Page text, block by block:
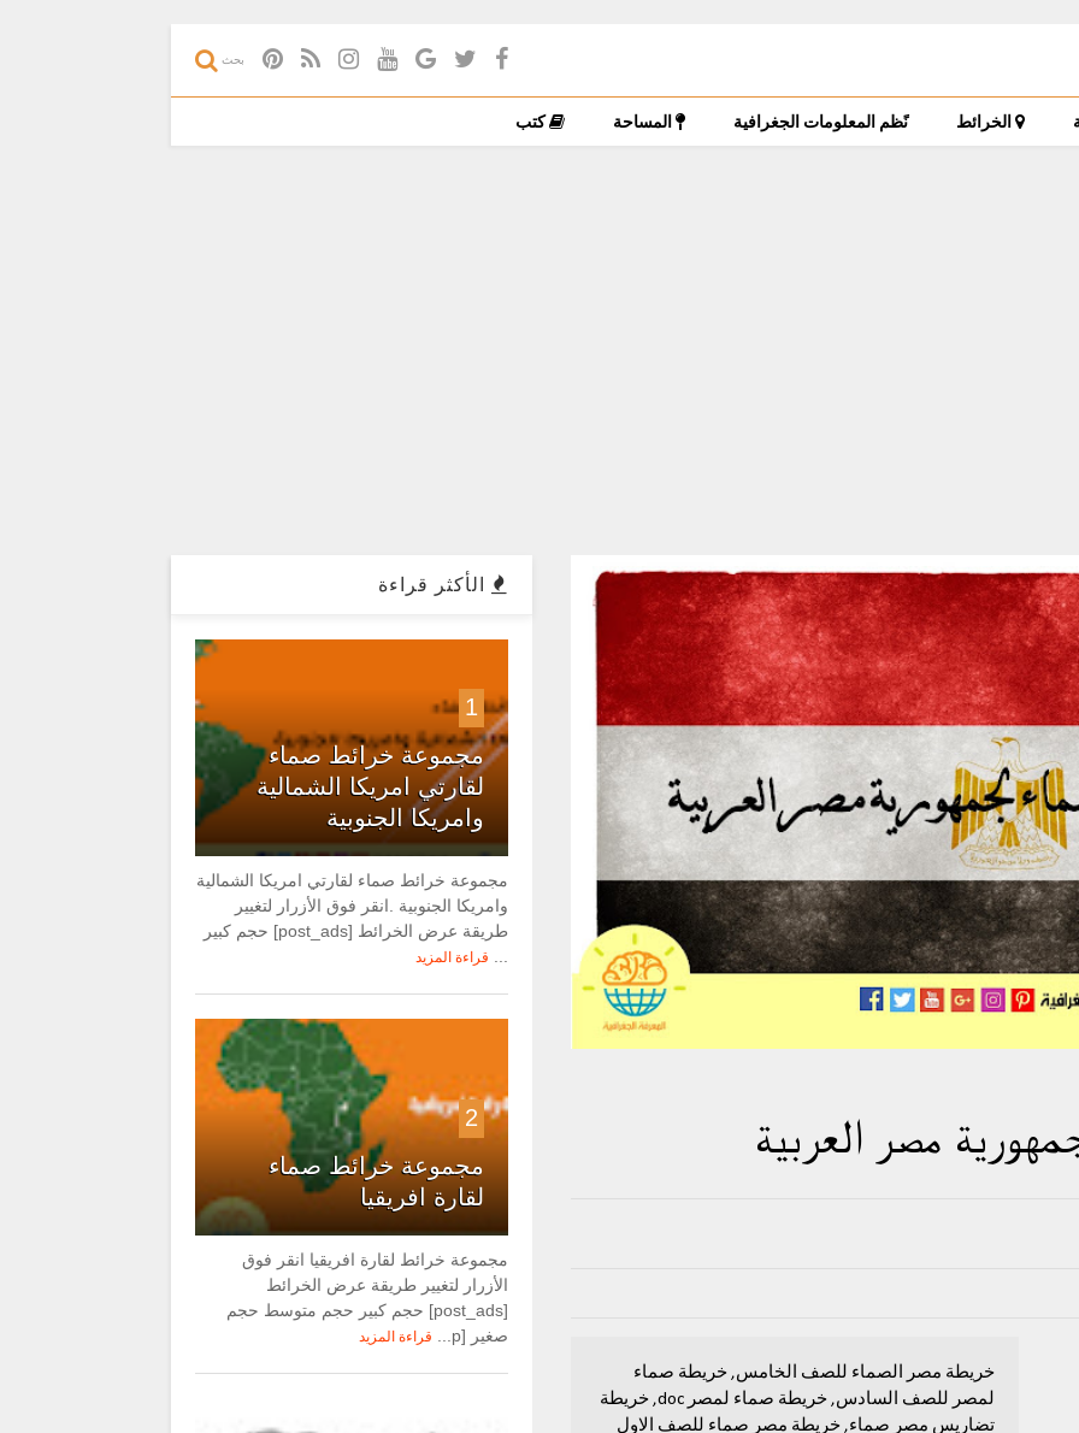
بحث
الخرائط نًظم المعلومات الجغرافية المساحة كتب
مصر العربية
خريطة مصر الصماء للصف الخامس, خريطة صماء
لمصر للصف السادس, خريطة صماء لمصر doc, خريطة
تضاريس مصر صماء, خريطة مصر صماء للصف الاول
الأكثر قراءة
1
مجموعة خرائط صماء
لقارتي امريكا الشمالية
وامريكا الجنوبية
مجموعة خرائط صماء لقارتي امريكا الشمالية
وامريكا الجنوبية .انقر فوق الأزرار لتغيير
طريقة عرض الخرائط [post_ads] حجم كبير
قراءة المزيد
2
مجموعة خرائط صماء
لقارة افريقيا
مجموعة خرائط لقارة افريقيا انقر فوق
الأزرار لتغيير طريقة عرض الخرائط
[post_ads] حجم كبير حجم متوسط حجم
صغير [p...
قراءة المزيد